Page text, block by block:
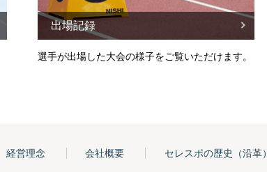
出場記録
選手が出場した大会の様子をご覧いただけます。
経営理念 会社概要 セレスポの歴史（沿革）